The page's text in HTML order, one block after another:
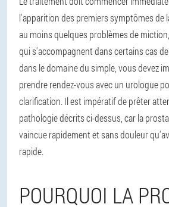
l'apparition des premiers symptômes de
au moins quelques problèmes de
qui s'accompagnent dans certains cas
dans le domaine du simple, vous devez
prendre rendez-vous avec un urologue
clarification. Il est impératif de prêter
pathologie décrits ci-dessus, car la
vaincue rapidement et sans douleur
rapide.
POURQUOI LA